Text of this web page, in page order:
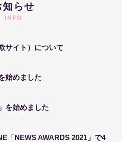
知らせ
INFO
サイト）について
始めました
を始めました
「NEWS AWARDS 2021」で4